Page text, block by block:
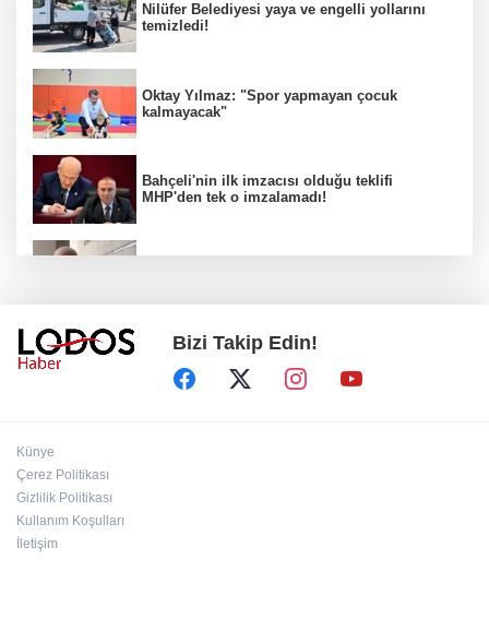
Nilüfer Belediyesi yaya ve engelli yollarını
temizledi!
Oktay Yılmaz: "Spor yapmayan çocuk
kalmayacak"
Bahçeli'nin ilk imzacısı olduğu teklifi
MHP'den tek o imzalamadı!
Zafer Partisi Genel Başkanı Özdağ:
eminim."!
Bizi Takip Edin!
Künye
Çerez Politikası
Gizlilik Politikası
Kullanım Koşulları
İletişim